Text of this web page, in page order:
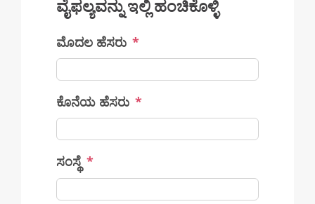
ವೈಫಲ್ಯವನ್ನು ಇಲ್ಲಿ ಹಂಚಿಕೊಳ್ಳಿ
ಮೊದಲ ಹೆಸರು *
ಕೊನೆಯ ಹೆಸರು *
ಸಂಸ್ಥೆ *